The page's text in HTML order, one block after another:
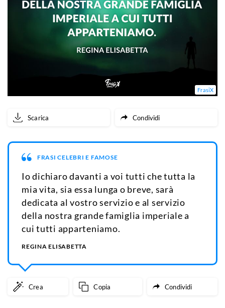
FrasiX
Scarica Condividi
FRASI CELEBRI E FAMOSE
Io dichiaro davanti a voi tutti che tutta la
mia vita, sia essa lunga o breve, sarà
dedicata al vostro servizio e al servizio
della nostra grande famiglia imperiale a
cui tutti apparteniamo.
REGINA ELISABETTA
Crea Copia Condividi